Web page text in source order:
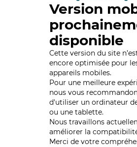
Version
disponible
Cette version du site
encore optimisée pour
appareils mobiles.
Pour une meilleure
nous vous
d'utiliser un ordinateur
ou une tablette.
Nous travaillons
améliorer la
Merci de votre